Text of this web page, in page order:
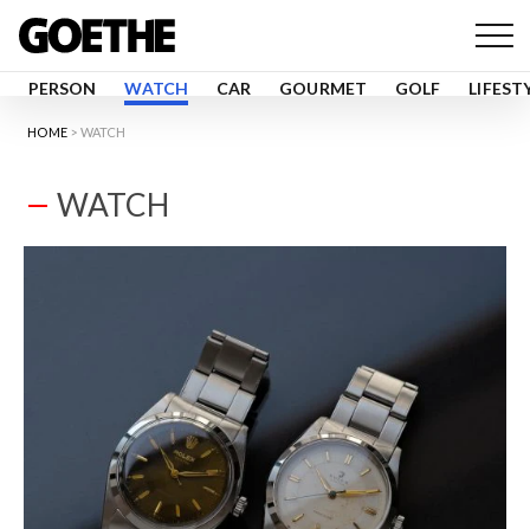
PERSON WATCH CAR GOURMET GOLF
HOME WATCH
WATCH